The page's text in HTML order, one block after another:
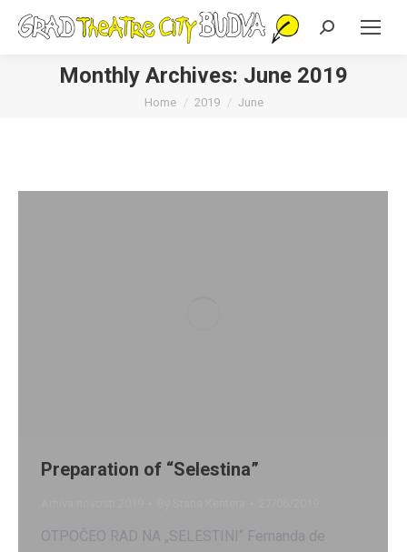
Search:
Monthly Archives: June 2019
You are here:
Home 2019 June
Preparation of “Selestina”
OTPOČEO RAD NA „SELESTINI“ Fernanda de